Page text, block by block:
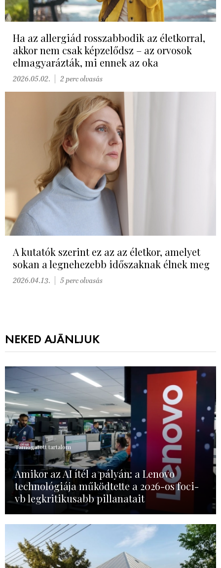
Ha az allergiád rosszabbodik az életkorral,
akkor nem csak képzelődsz – az orvosok
elmagyarázták, mi ennek az oka
2026.05.02. 2 perc olvasás
A kutatók szerint ez az az életkor, amelyet
sokan a legnehezebb időszaknak élnek meg
2026.04.13. 5 perc olvasás
NEKED AJÁNLJUK
Támogatott tartalom
Amikor az AI ítél a pályán: a Lenovo
technológiája működtette a 2026-os foci-
vb legkritikusabb pillanatait